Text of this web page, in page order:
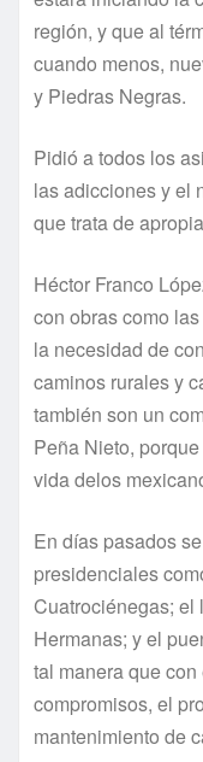
región, y que al
cuando menos,
y Piedras Negras.
Pidió a todos los
las adicciones y el
que trata de
Héctor Franco
con obras como
la necesidad de
caminos rurales y
también son un
Peña Nieto,
vida delos
En dí­as pasados
presidenciales
Cuatrociénegas; el
Hermanas; y el
tal manera que
compromisos, el
mantenimiento de